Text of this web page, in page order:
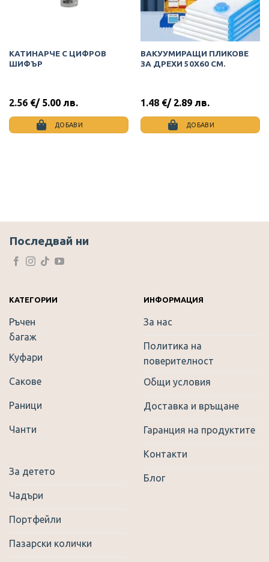
КАТИНАРЧЕ С ЦИФРОВ
ШИФЪР
2.56 €/ 5.00 лв.
ДОБАВИ
ВАКУУМИРАЩИ ПЛИКОВЕ
ЗА ДРЕХИ 50Х60 СМ.
1.48 €/ 2.89 лв.
ДОБАВИ
Последвай ни
КАТЕГОРИИ
Ръчен
багаж
Куфари
Сакове
Раници
Чанти
За детето
Чадъри
Портфейли
Пазарски колички
ИНФОРМАЦИЯ
За нас
Политика на
поверителност
Общи условия
Доставка и връщане
Гаранция на продуктите
Контакти
Блог